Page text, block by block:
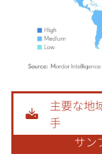
画像 © Mordor